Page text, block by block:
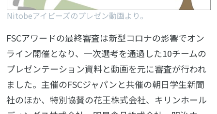
Nitobeアイビーズのプレゼン動画より。
FSCアワードの最終審査は新型コロナの影響でオン
ライン開催となり、一次選考を通過した10チームの
プレゼンテーション資料と動画を元に審査が行われ
ました。主催のFSCジャパンと共催の朝日学生新聞
社のほか、特別協賛の花王株式会社、キリンホール